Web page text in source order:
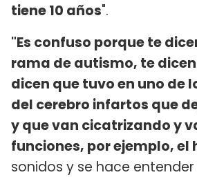
tiene 10 años".
"Es confuso porque te
rama de autismo, te
dicen que tuvo en uno de
del cerebro infartos que
y que van cicatrizando y
funciones, por ejemplo, el
sonidos y se hace